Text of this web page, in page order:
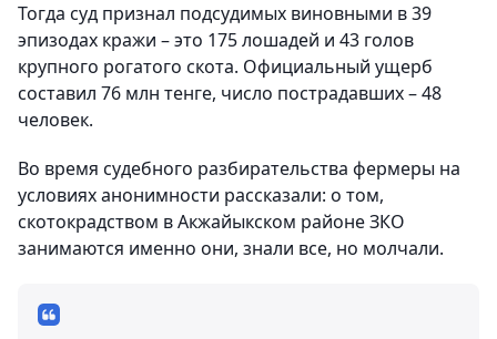
Тогда суд признал подсудимых виновными в 39
эпизодах кражи – это 175 лошадей и 43 голов
крупного рогатого скота. Официальный ущерб
составил 76 млн тенге, число пострадавших – 48
человек.
Во время судебного разбирательства фермеры на
условиях анонимности рассказали: о том,
скотокрадством в Акжайыкском районе ЗКО
занимаются именно они, знали все, но молчали.